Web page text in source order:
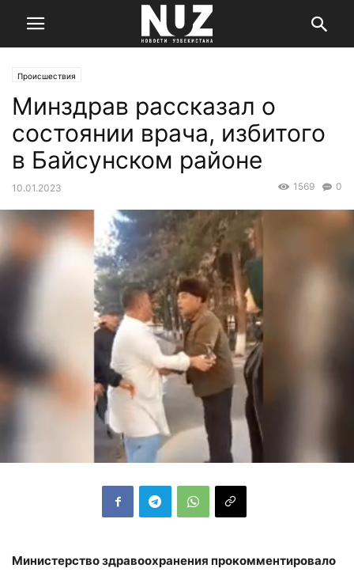
Происшествия
Минздрав рассказал о
состоянии врача, избитого
в Байсунском районе
10.01.2023 0
1569
Министерство здравоохранения прокомментировало